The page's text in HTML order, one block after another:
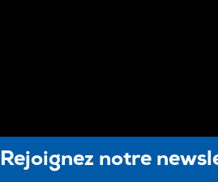
Rejoignez notre